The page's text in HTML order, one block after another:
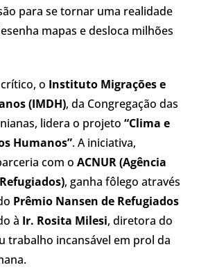
para se tornar uma realidade
mapas e desloca milhões
o Instituto Migrações e
(IMDH), da Congregação das
lidera o projeto “Clima e
Humanos”. A iniciativa,
com o ACNUR (Agência
, ganha fôlego através
Prêmio Nansen de Refugiados
à Ir. Rosita Milesi, diretora do
trabalho incansável em prol da